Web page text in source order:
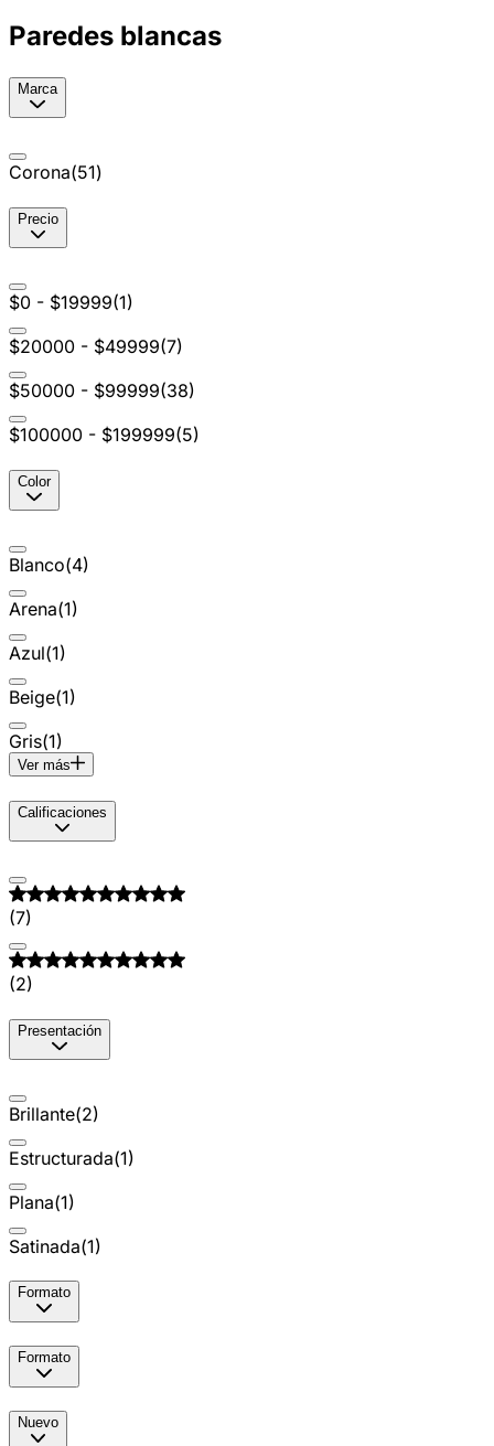
Paredes blancas
Marca
Corona(51)
Precio
$0 - $19999(1)
$20000 - $49999(7)
$50000 - $99999(38)
$100000 - $199999(5)
Color
Blanco(4)
Arena(1)
Azul(1)
Beige(1)
Gris(1)
Ver más
Calificaciones
(7)
(2)
Presentación
Brillante(2)
Estructurada(1)
Plana(1)
Satinada(1)
Formato
Formato
Nuevo